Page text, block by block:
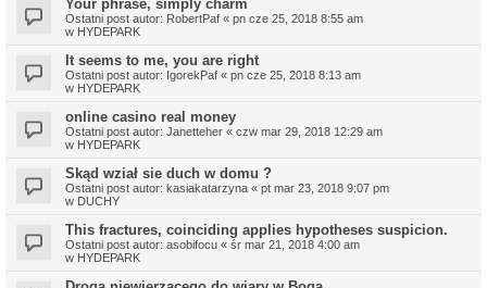
Your phrase, simply charm
Ostatni post autor: RobertPaf « pn cze 25, 2018 8:55 am
w HYDEPARK
It seems to me, you are right
Ostatni post autor: IgorekPaf « pn cze 25, 2018 8:13 am
w HYDEPARK
online casino real money
Ostatni post autor: Janetteher « czw mar 29, 2018 12:29 am
w HYDEPARK
Skąd wział sie duch w domu ?
Ostatni post autor: kasiakatarzyna « pt mar 23, 2018 9:07 pm
w DUCHY
This fractures, coinciding applies hypotheses suspicion.
Ostatni post autor: asobifocu « śr mar 21, 2018 4:00 am
w HYDEPARK